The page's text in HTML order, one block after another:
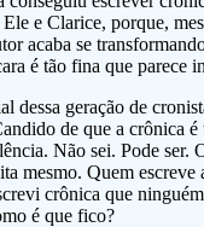
e Clarice, porque,
acaba se
é tão fina que parece
dessa geração de
de que a crônica é
Não sei. Pode ser.
mesmo. Quem escreve
crônica que
é que fico?